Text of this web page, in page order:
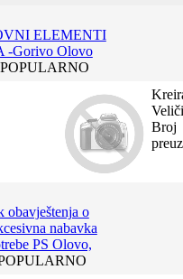
ELEMENTI
-Gorivo Olovo
POPULARNO
Broj
obavještenja o
nabavka
PS Olovo,